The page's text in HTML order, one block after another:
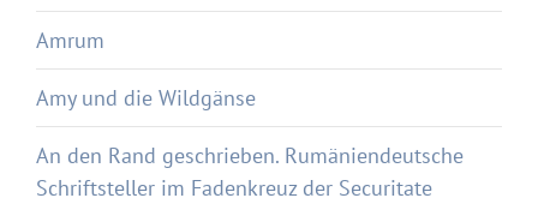
Amrum
Amy und die Wildgänse
An den Rand geschrieben. Rumäniendeutsche
Schriftsteller im Fadenkreuz der Securitate